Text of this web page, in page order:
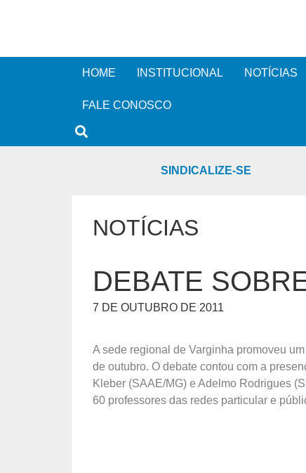
HOME INSTITUCIONAL NOTÍCIAS
FALE CONOSCO
SINDICALIZE-SE
NOTÍCIAS
DEBATE
7 DE OUTUBRO DE 2011
A sede regional de Varginha promoveu
de outubro. O debate contou com a
Kleber (SAAE/MG) e Adelmo Rodrigues
60 professores das redes particular e